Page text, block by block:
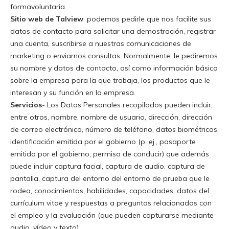
formavoluntaria
Sitio web de Talview: podemos pedirle que nos facilite sus
datos de contacto para solicitar una demostración, registrar
una cuenta, suscribirse a nuestras comunicaciones de
marketing o enviarnos consultas. Normalmente, le pediremos
su nombre y datos de contacto, así como información básica
sobre la empresa para la que trabaja, los productos que le
interesan y su función en la empresa.
Servicios- Los Datos Personales recopilados pueden incluir,
entre otros, nombre, nombre de usuario, dirección, dirección
de correo electrónico, número de teléfono, datos biométricos,
identificación emitida por el gobierno (p. ej., pasaporte
emitido por el gobierno, permiso de conducir) que además
puede incluir captura facial, captura de audio, captura de
pantalla, captura del entorno del entorno de prueba que le
rodea, conocimientos, habilidades, capacidades, datos del
currículum vitae y respuestas a preguntas relacionadas con
el empleo y la evaluación (que pueden capturarse mediante